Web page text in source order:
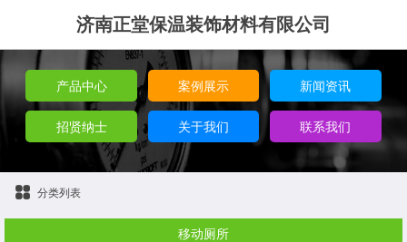
济南正堂保温装饰材料有限公司
产品中心 案例展示 新闻资讯
招贤纳士 关于我们 联系我们
分类列表
移动厕所